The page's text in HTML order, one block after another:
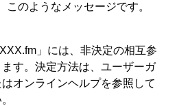
このようなメッセージです。
」には、非決定の相互参
す。決定方法は、ユーザーガ
オンラインヘルプを参照して